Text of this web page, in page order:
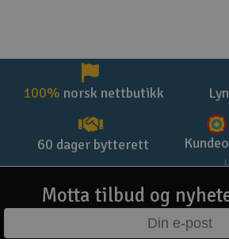
100% norsk nettbutikk
60 dager bytterett
Motta tilbud og